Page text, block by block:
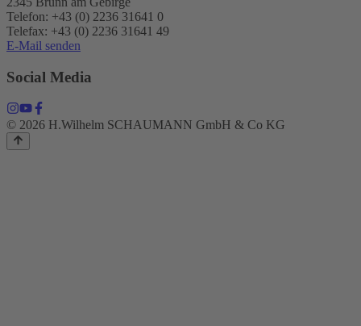
Telefon: +43 (0) 2236 31641 0
Telefax: +43 (0) 2236 31641 49
E-Mail senden
Social Media
© 2026 H.Wilhelm SCHAUMANN GmbH & Co KG